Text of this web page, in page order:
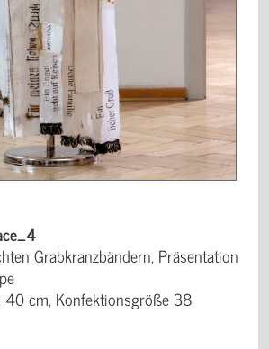
Grabkranzbändern, Präsentation
cm, Konfektionsgröße 38